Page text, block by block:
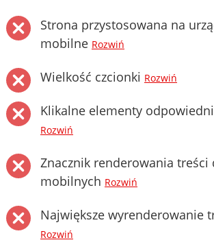
Strona przystosowana na
mobilne Rozwiń
Wielkość czcionki Rozwiń
Klikalne elementy
Rozwiń
Znacznik renderowania treści
mobilnych Rozwiń
Największe wyrenderowanie
Rozwiń